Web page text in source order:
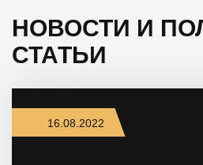
НОВОСТИ И
СТАТЬИ
16.08.2022